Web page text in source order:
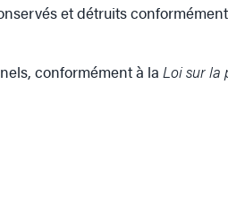
et détruits
conformément à la Loi sur la